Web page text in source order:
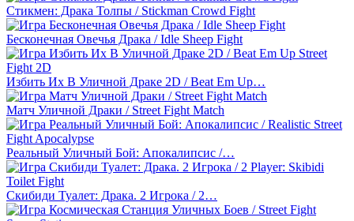
Стикмен: Драка Толпы / Stickman Crowd Fight
Бесконечная Овечья Драка / Idle Sheep Fight
Избить Их В Уличной Драке 2D / Beat Em Up…
Матч Уличной Драки / Street Fight Match
Реальный Уличный Бой: Апокалипсис /…
Скибиди Туалет: Драка. 2 Игрока / 2…